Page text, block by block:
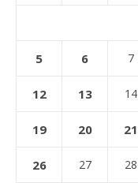
5 6 7
12 13 14
19 20 21
26 27 28